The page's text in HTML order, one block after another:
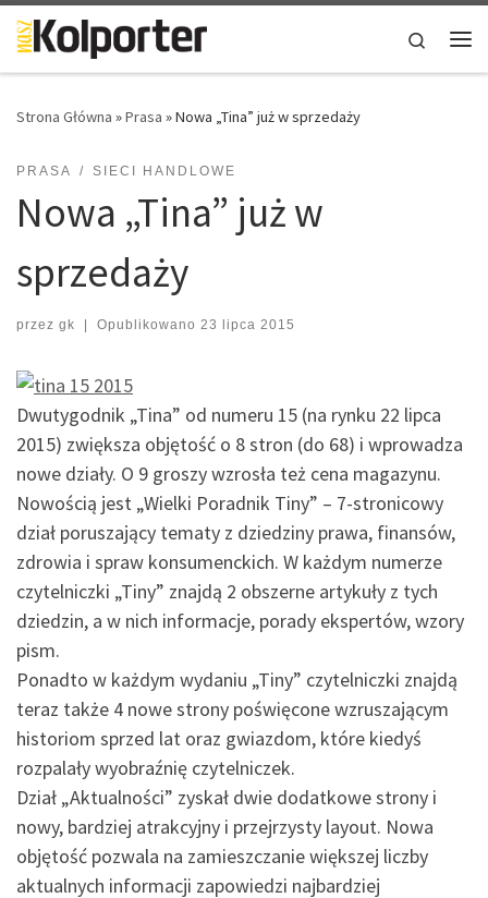
Skip to content
Search
Strona Główna »Prasa »Nowa „Tina” już w sprzedaży
PRASA SIECI HANDLOWE
Nowa „Tina” już w
sprzedaży
przez gk | Opublikowano 23 lipca 2015
Dwutygodnik „Tina” od numeru 15 (na rynku 22 lipca
2015) zwiększa objętość o 8 stron (do 68) i wprowadza
nowe działy. O 9 groszy wzrosła też cena magazynu.
Nowością jest „Wielki Poradnik Tiny” – 7-stronicowy
dział poruszający tematy z dziedziny prawa, finansów,
zdrowia i spraw konsumenckich. W każdym numerze
czytelniczki „Tiny” znajdą 2 obszerne artykuły z tych
dziedzin, a w nich informacje, porady ekspertów, wzory
pism.
Ponadto w każdym wydaniu „Tiny” czytelniczki znajdą
teraz także 4 nowe strony poświęcone wzruszającym
historiom sprzed lat oraz gwiazdom, które kiedyś
rozpalały wyobraźnię czytelniczek.
Dział „Aktualności” zyskał dwie dodatkowe strony i
nowy, bardziej atrakcyjny i przejrzysty layout. Nowa
objętość pozwala na zamieszczanie większej liczby
aktualnych informacji zapowiedzi najbardziej